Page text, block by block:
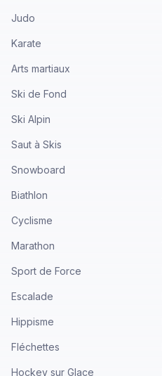
Judo
Karate
Arts martiaux
Ski de Fond
Ski Alpin
Saut à Skis
Snowboard
Biathlon
Cyclisme
Marathon
Sport de Force
Escalade
Hippisme
Fléchettes
Hockey sur Glace